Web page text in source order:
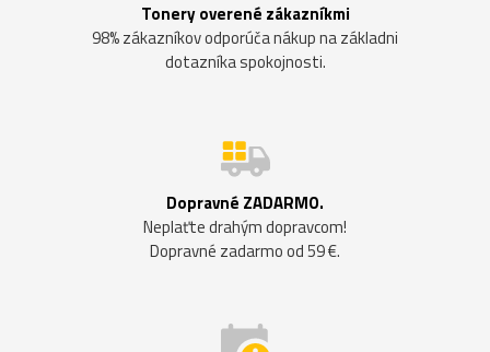
Tonery overené zákazníkmi
98% zákazníkov odporúča nákup na základni
dotazníka spokojnosti.
Dopravné ZADARMO.
Neplaťte drahým dopravcom!
Dopravné zadarmo od 59 €.